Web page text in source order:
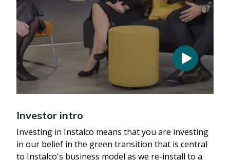
Investor intro
Investing in Instalco means that you are investing
in our belief in the green transition that is central
to Instalco's business model as we re-install to a